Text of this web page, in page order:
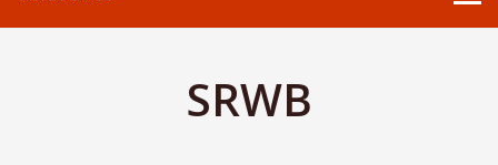
SRWB